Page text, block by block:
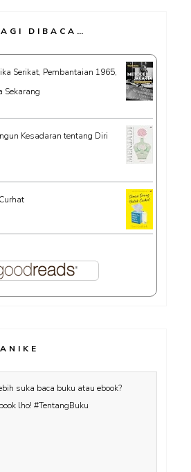
DIBACA…
Serikat, Pembantaian 1965,
Sekarang
Kesadaran tentang Diri
suka baca buku atau ebook?
lho! #TentangBuku